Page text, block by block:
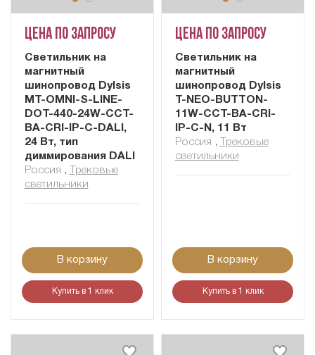
Цена по запросу
Cветильник на
магнитный
шинопровод Dylsis
MT-OMNI-S-LINE-
DOT-440-24W-CCT-
BA-CRI-IP-C-DALI,
24 Вт, тип
диммирования DALI
Россия ,
Трековые
светильники
В корзину
Купить в 1 клик
Цена по запросу
Светильник на
магнитный
шинопровод Dylsis
T-NEO-BUTTON-
11W-CCT-BA-CRI-
IP-C-N, 11 Вт
Россия ,
Трековые
светильники
В корзину
Купить в 1 клик